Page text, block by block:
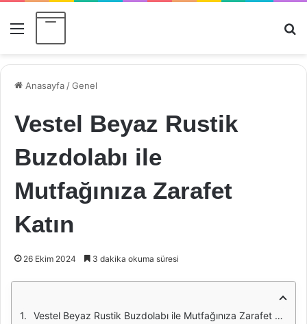
Menü
Anasayfa /Genel
Vestel Beyaz Rustik
Buzdolabı ile
Mutfağınıza Zarafet
Katın
26 Ekim 2024 3 dakika okuma süresi
Vestel Beyaz Rustik Buzdolabı ile Mutfağınıza Zarafet Katın